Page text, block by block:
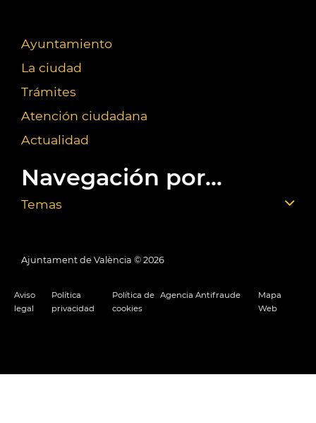
Ayuntamiento
La ciudad
Trámites
Atención ciudadana
Actualidad
Navegación por...
Temas
Ajuntament de València © 2026
Aviso
legal
Política
privacidad
Política de
cookies
Agencia Antifraude
Mapa
Web